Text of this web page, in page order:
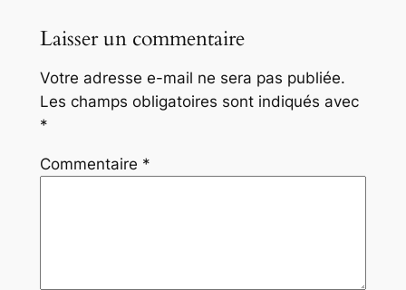
Laisser un commentaire
Votre adresse e-mail ne sera pas publiée.
Les champs obligatoires sont indiqués avec
*
Commentaire *